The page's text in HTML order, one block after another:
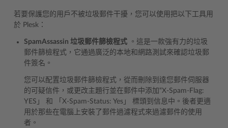
若要保護您的用戶不被垃圾郵件干擾，您可以使用把以下工具用
於 Plesk：
SpamAssassin 垃圾郵件篩檢程式 。這是一款強有力的垃圾
郵件篩檢程式，它通過廣泛的本地和網路測試來確認垃圾郵
件簽名。
您可以配置垃圾郵件篩檢程式，從而刪除到達您郵件伺服器
的可疑信件，或更改主題行並在郵件中添加“X-Spam-Flag:
YES」 和 「X-Spam-Status: Yes」 標頭到信息中。後者更適
用於那些在電腦上安裝了郵件過濾程式來過濾郵件的使用
者。